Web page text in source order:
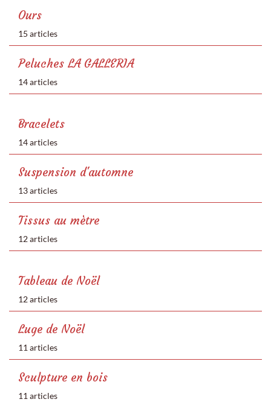
Ours
15 articles
Peluches LA GALLERIA
14 articles
Bracelets
14 articles
Suspension d'automne
13 articles
Tissus au mètre
12 articles
Tableau de Noël
12 articles
Luge de Noël
11 articles
Sculpture en bois
11 articles